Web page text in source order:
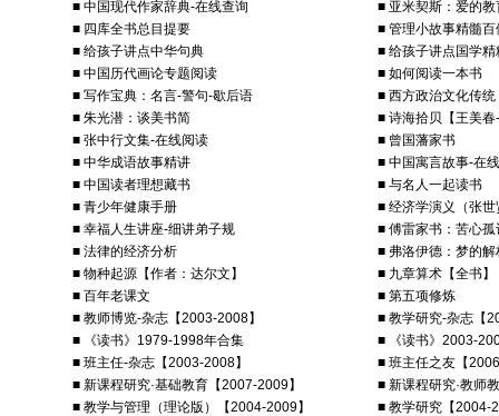
■ 中国现代作家辞典-在线查询
■ 亚米契斯：爱的教
■ 四库全书总目提要
■ 管理小故事精髓百
■ 给孩子讲点中华句典
■ 给孩子讲点国学精
■ 中国历代画论专题阅读
■ 如何阅读一本书
■ 写作宝典：名言-警句-歇后语
■ 西方政治文化传
■ 朱光潜：谈美书简
■ 诗海拾贝【王美春
■ 张中行文集-在线阅读
■ 曾国藩家书
■ 中华成语故事精讲
■ 中国寓言故事-在
■ 中国读者理想藏书
■ 与名人一起读书
■ 青少年健康手册
■ 经济学演义（张世
■ 幸福人生讲座-细讲弟子规
■ 傅雷家书：苦心
■ 法律的经济分析
■ 弗洛伊德：梦的解
■ 物种起源【作者：达尔文】
■ 九章算术【全书】
■ 百年老课文
■ 第五项修炼
■ 教师博览-杂志【2003-2008】
■ 教学研究-杂志【
■ 《读书》1979-1998年合集
■ 《读书》2003-
■ 班主任-杂志【2003-2008】
■ 班主任之友【
■ 新课程研究·基础教育【2007-2009】
■ 新课程研究·教师
■ 教学与管理（理论版）【2004-2009】
■ 教学研究【2004-